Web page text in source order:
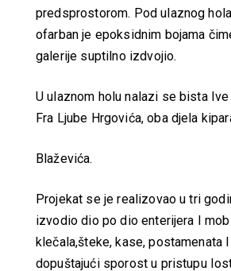
predsprostorom. Pod ulaznog
ofarban je epoksidnim bojama
galerije suptilno izdvojio.
U ulaznom holu nalazi se bista
Fra Ljube Hrgovića, oba djela
Blaževića.
Projekat se je realizovao u tri
izvodio dio po dio enterijera I
klečala,šteke, kase, postamenata
dopuštajući sporost u pristupu